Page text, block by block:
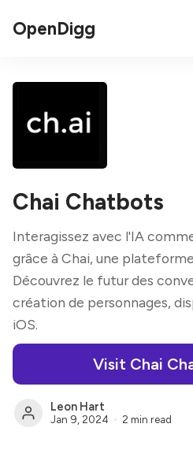
OpenDigg
Chai Chatbots
Interagissez avec l'IA
grâce à Chai, une
Découvrez le futur des
création de personnages,
iOS.
Visit Chai
Leon Hart
Jan 9, 2024 2 min read